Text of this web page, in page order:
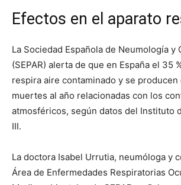
Efectos en el aparato
La Sociedad Española de Neumología y
(SEPAR) alerta de que en España el 35
respira aire contaminado y se producen
muertes al año relacionadas con los
atmosféricos, según datos del Instituto
III.
La doctora Isabel Urrutia, neumóloga y
Área de Enfermedades Respiratorias